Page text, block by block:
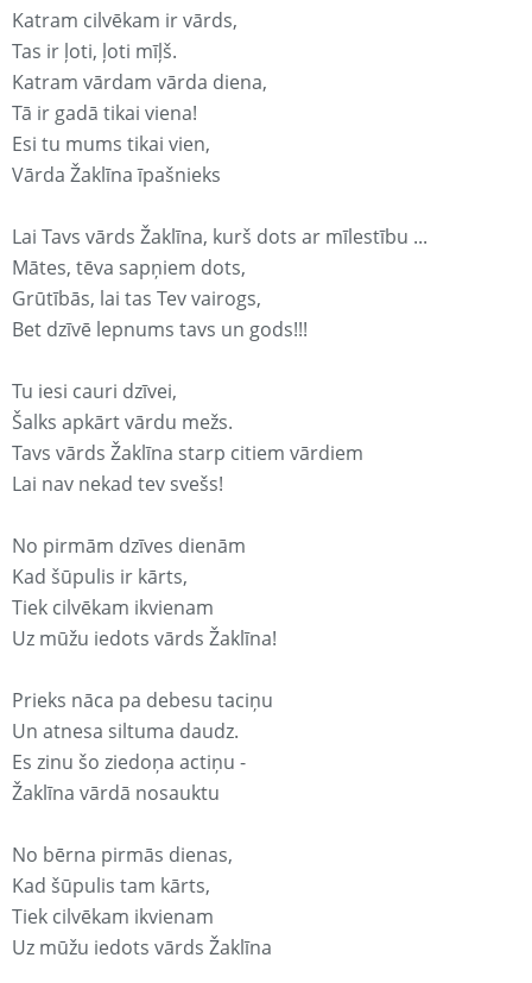
Katram cilvēkam ir vārds,
Tas ir ļoti, ļoti mīļš.
Katram vārdam vārda diena,
Tā ir gadā tikai viena!
Esi tu mums tikai vien,
Vārda Žaklīna īpašnieks
Lai Tavs vārds Žaklīna, kurš dots ar mīlestību ...
Mātes, tēva sapņiem dots,
Grūtībās, lai tas Tev vairogs,
Bet dzīvē lepnums tavs un gods!!!
Tu iesi cauri dzīvei,
Šalks apkārt vārdu mežs.
Tavs vārds Žaklīna starp citiem vārdiem
Lai nav nekad tev svešs!
No pirmām dzīves dienām
Kad šūpulis ir kārts,
Tiek cilvēkam ikvienam
Uz mūžu iedots vārds Žaklīna!
Prieks nāca pa debesu taciņu
Un atnesa siltuma daudz.
Es zinu šo ziedoņa actiņu -
Žaklīna vārdā nosauktu
No bērna pirmās dienas,
Kad šūpulis tam kārts,
Tiek cilvēkam ikvienam
Uz mūžu iedots vārds Žaklīna